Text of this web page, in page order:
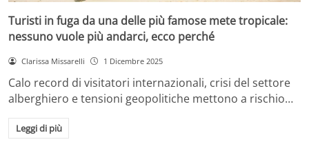
Turisti in fuga da una delle più famose mete tropicale:
nessuno vuole più andarci, ecco perché
Clarissa Missarelli 1 Dicembre 2025
Calo record di visitatori internazionali, crisi del settore
alberghiero e tensioni geopolitiche mettono a rischio…
Leggi di più